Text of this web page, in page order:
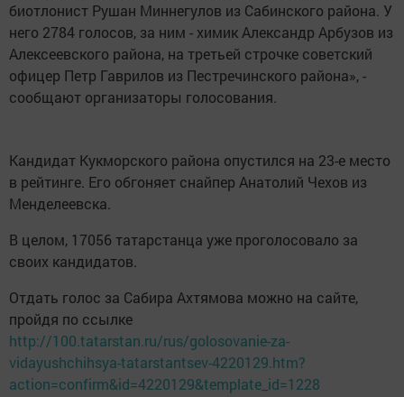
биотлонист Рушан Миннегулов из Сабинского района. У
него 2784 голосов, за ним - химик Александр Арбузов из
Алексеевского района, на третьей строчке советский
офицер Петр Гаврилов из Пестречинского района», -
сообщают организаторы голосования.
Кандидат Кукморского района опустился на 23-е место
в рейтинге. Его обгоняет снайпер Анатолий Чехов из
Менделеевска.
В целом, 17056 татарстанца уже проголосовало за
своих кандидатов.
Отдать голос за Сабира Ахтямова можно на сайте,
пройдя по ссылке
http://100.tatarstan.ru/rus/golosovanie-za-
vidayushchihsya-tatarstantsev-4220129.htm?
action=confirm&id=4220129&template_id=1228